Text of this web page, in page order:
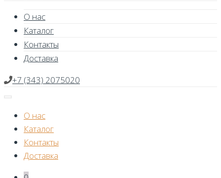
О нас
Каталог
Контакты
Доставка
+7 (343) 2075020
О нас
Каталог
Контакты
Доставка